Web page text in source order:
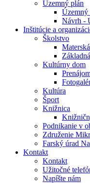
Územný plán
Územný
Návrh -
Inštitúcie a
Školstvo
Kultúrny dom
Kultúra
Šport
Knižnica
Podnikanie v
Združenie
Farský úrad
Kontakt
Kontakt
Užitočné
Napíšte nám